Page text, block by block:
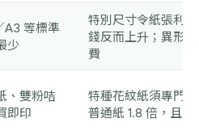
A3 等標準
少
特別尺寸令紙張利
錢反而上升；異形
費
、雙粉咭
即印
特種花紋紙須專門
普通紙 1.8 倍，且設